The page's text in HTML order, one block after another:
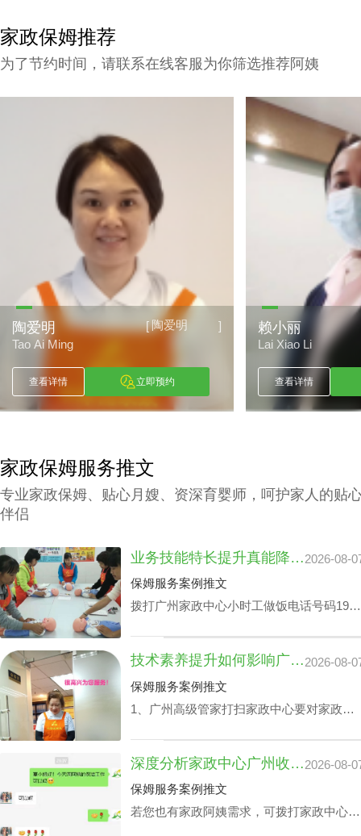
家政保姆推荐
为了节约时间，请联系在线客服为你筛选推荐阿姨
[赖小丽
赖小丽
Lai Xiao Li
查看详情 立即预约
古朝波
Gu Chao Bo
查看详情
家政保姆服务推文
专业家政保姆、贴心月嫂、资深育婴师，呵护家人的贴
伴侣
业务技能特长提升真能降广州家政中心护理孩子收费？2026-08-
保姆服务案例推文
拨打广州家政中心小时工做饭电话号码199-
面试达标上岗。
技术素养提升如何影响广州家政中心流程价位2026-08-
保姆服务案例推文
1、广州高级管家打扫家政中心要对家政管
职。 2、为保障客户权利，需对家政管家做
一丝不苟背景调查，完成实名核查、犯罪记
录验证、个人信用报告查询等。 3、广州高
深度分析家政中心广州收费与业务技能专长关系2026-08-
保姆服务案例推文
若您也有家政阿姨需求，可拨打家政中心广